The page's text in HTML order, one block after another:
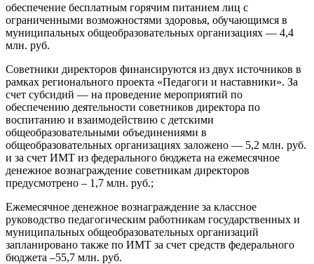
обеспечение бесплатным горячим питанием лиц с
ограниченными возможностями здоровья, обучающимся в
муниципальных общеобразовательных организациях — 4,4
млн. руб.
Советники директоров финансируются из двух источников в
рамках регионального проекта «Педагоги и наставники». За
счет субсидий — на проведение мероприятий по
обеспечению деятельности советников директора по
воспитанию и взаимодействию с детскими
общеобразовательными объединениями в
общеобразовательных организациях заложено — 5,2 млн. руб.
и за счет ИМТ из федерального бюджета на ежемесячное
денежное вознаграждение советникам директоров
предусмотрено – 1,7 млн. руб.;
Ежемесячное денежное вознаграждение за классное
руководство педагогическим работникам государственных и
муниципальных общеобразовательных организаций
запланировано также по ИМТ за счет средств федерального
бюджета –55,7 млн. руб.